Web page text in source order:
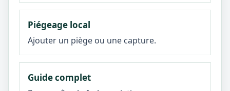
Piégeage local
Ajouter un piège ou une capture.
Guide complet